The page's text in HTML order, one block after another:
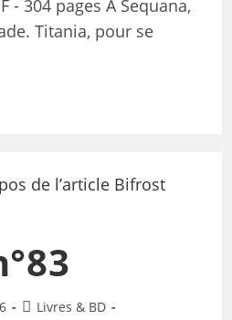
- 304 pages A Sequana,
Titania, pour se
Livres & BD